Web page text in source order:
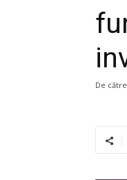
De către